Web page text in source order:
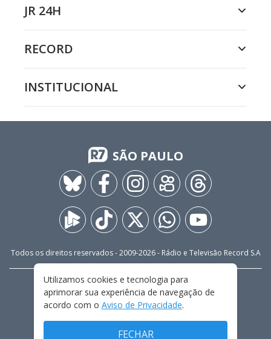
JR 24H
RECORD
INSTITUCIONAL
SÃO PAULO
Todos os direitos reservados - 2009-2026- Rádio e Televisão Record S.A
FALE CONOSCO
PRIVACIDADE
TERMOS E CONDIÇÕES DE USO
Utilizamos cookies e tecnologia para
aprimorar sua experiência de navegação de
acordo com o Aviso de Privacidade.
FECHAR